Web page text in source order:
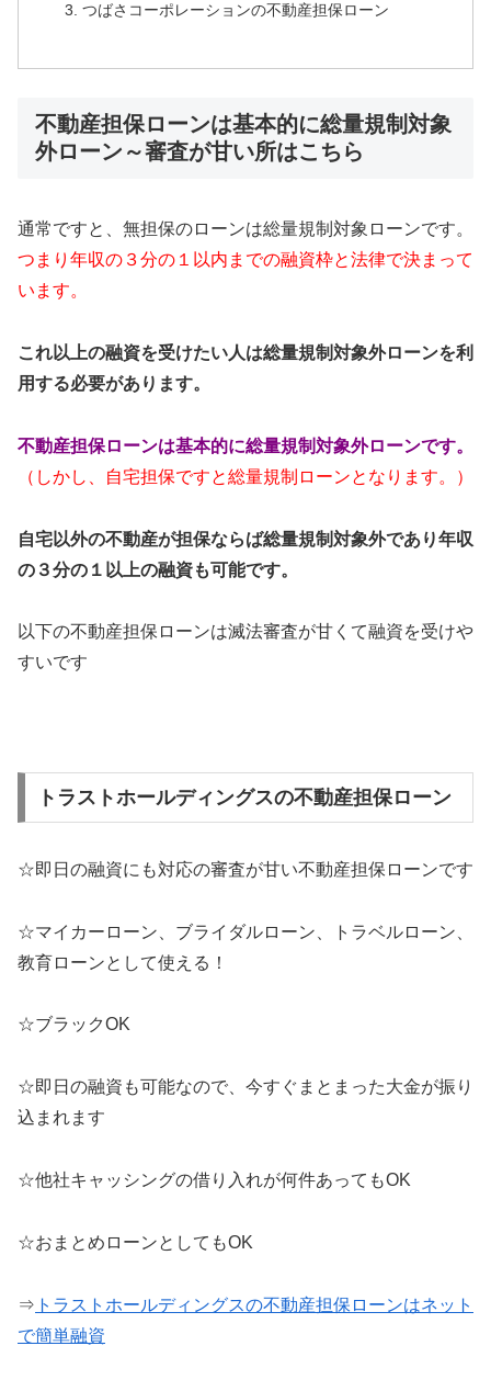
つばさコーポレーションの不動産担保ローン
不動産担保ローンは基本的に総量規制対象
外ローン～審査が甘い所はこちら
通常ですと、無担保のローンは総量規制対象ローンです。
つまり年収の３分の１以内までの融資枠と法律で決まって
います。
これ以上の融資を受けたい人は総量規制対象外ローンを利
用する必要があります。
不動産担保ローンは基本的に総量規制対象外ローンです。
（しかし、自宅担保ですと総量規制ローンとなります。）
自宅以外の不動産が担保ならば総量規制対象外であり年収
の３分の１以上の融資も可能です。
以下の不動産担保ローンは滅法審査が甘くて融資を受けや
すいです
トラストホールディングスの不動産担保ローン
☆即日の融資にも対応の審査が甘い不動産担保ローンです
☆マイカーローン、ブライダルローン、トラベルローン、
教育ローンとして使える！
☆ブラックOK
☆即日の融資も可能なので、今すぐまとまった大金が振り
込まれます
☆他社キャッシングの借り入れが何件あってもOK
☆おまとめローンとしてもOK
⇒ トラストホールディングスの不動産担保ローンはネット
で簡単融資